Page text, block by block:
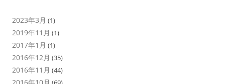
2023年3月 (1)
2019年11月 (1)
2017年1月 (1)
2016年12月 (35)
2016年11月 (44)